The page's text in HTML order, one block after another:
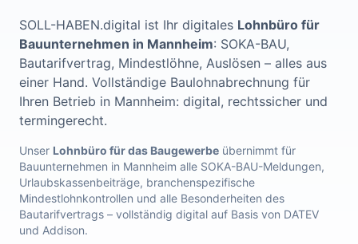
SOLL-HABEN.digital ist Ihr digitales Lohnbüro für
Bauunternehmen in Mannheim: SOKA-BAU,
Bautarifvertrag, Mindestlöhne, Auslösen – alles aus
einer Hand. Vollständige Baulohnabrechnung für
Ihren Betrieb in Mannheim: digital, rechtssicher und
termingerecht.
Unser Lohnbüro für das Baugewerbe übernimmt für
Bauunternehmen in Mannheim alle SOKA-BAU-Meldungen,
Urlaubskassenbeiträge, branchenspezifische
Mindestlohnkontrollen und alle Besonderheiten des
Bautarifvertrags – vollständig digital auf Basis von DATEV
und Addison.
Lohnabrechnung Waiblingen
Lohnabrechnung Schorndorf
Lohnabrechnung Stuttgart
Lohnabrechnung Heilbronn
Lohnabrechnung Karlsruhe
Lohnabrechnung Freiburg
Lohnabrechnung Mannheim
Lohnabrechnung Heidelberg
Lohnabrechnung Ulm
Lohnabrechnung Reutlingen
Lohnabrechnung Tübingen